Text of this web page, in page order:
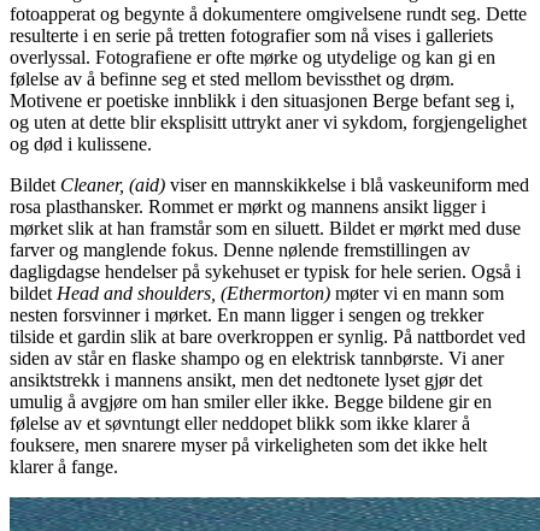
fotoapperat og begynte å dokumentere omgivelsene rundt seg. Dette
resulterte i en serie på tretten fotografier som nå vises i galleriets
overlyssal. Fotografiene er ofte mørke og utydelige og kan gi en
følelse av å befinne seg et sted mellom bevissthet og drøm.
Motivene er poetiske innblikk i den situasjonen Berge befant seg i,
og uten at dette blir eksplisitt uttrykt aner vi sykdom, forgjengelighet
og død i kulissene.
Bildet Cleaner, (aid) viser en mannskikkelse i blå vaskeuniform med
rosa plasthansker. Rommet er mørkt og mannens ansikt ligger i
mørket slik at han framstår som en siluett. Bildet er mørkt med duse
farver og manglende fokus. Denne nølende fremstillingen av
dagligdagse hendelser på sykehuset er typisk for hele serien. Også i
bildet Head and shoulders, (Ethermorton) møter vi en mann som
nesten forsvinner i mørket. En mann ligger i sengen og trekker
tilside et gardin slik at bare overkroppen er synlig. På nattbordet ved
siden av står en flaske shampo og en elektrisk tannbørste. Vi aner
ansiktstrekk i mannens ansikt, men det nedtonete lyset gjør det
umulig å avgjøre om han smiler eller ikke. Begge bildene gir en
følelse av et søvntungt eller neddopet blikk som ikke klarer å
fouksere, men snarere myser på virkeligheten som det ikke helt
klarer å fange.